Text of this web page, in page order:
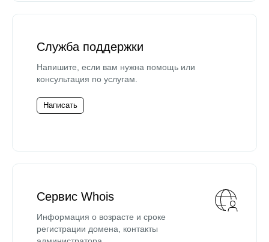
Служба поддержки
Напишите, если вам нужна помощь или
консультация по услугам.
Написать
Сервис Whois
Информация о возрасте и сроке
регистрации домена, контакты